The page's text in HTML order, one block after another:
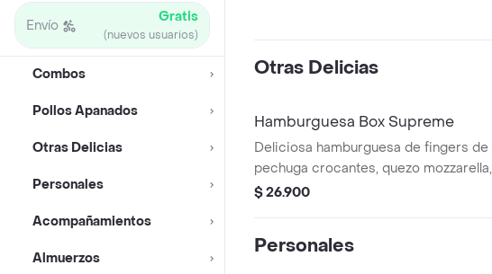
Envío Gratis
(nuevos usuarios)
Combos
Pollos Apanados
Otras Delicias
Personales
Acompañamientos
Almuerzos
Otras Delicias
Hamburguesa Box Supreme
Deliciosa hamburguesa de fingers de
pechuga crocantes, quezo mozzarella,
tocineta, salsa especial tcb, coleslaw,
$ 26.900
Personales